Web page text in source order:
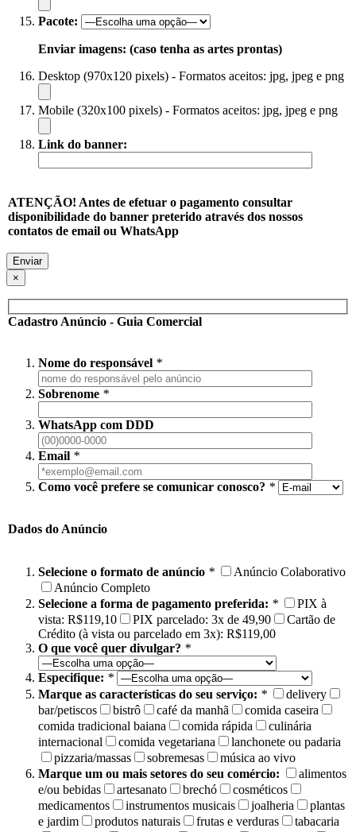
Pacote:
Enviar imagens: (caso tenha as artes prontas)
Desktop (970x120 pixels) - Formatos aceitos: jpg, jpeg e png
Mobile (320x100 pixels) - Formatos aceitos: jpg, jpeg e png
Link do banner:
ATENÇÃO! Antes de efetuar o pagamento consultar
disponibilidade do banner preterido através dos nossos
contatos de email ou WhatsApp
×
Cadastro Anúncio - Guia Comercial
Nome do responsável *
Sobrenome *
WhatsApp com DDD
Email *
Como você prefere se comunicar conosco? *
Dados do Anúncio
Selecione o formato de anúncio *
Anúncio Colaborativo
Anúncio Completo
Selecione a forma de pagamento preferida: *
PIX à
vista: R$119,10
PIX parcelado: 3x de 49,90
Cartão de
Crédito (à vista ou parcelado em 3x): R$119,00
O que você quer divulgar? *
Especifique: *
Marque as características do seu serviço: *
delivery
bar/petiscos
bistrô café da manhã
comida caseira
comida tradicional baiana
comida rápida
culinária
internacional
comida vegetariana
lanchonete ou padaria
pizzaria/massas
sobremesas
música ao vivo
Marque um ou mais setores do seu comércio:
alimentos
e/ou bebidas
artesanato brechó
cosméticos
medicamentos
instrumentos musicais joalheria
plantas
e jardim
produtos naturais frutas e verduras
tabacaria